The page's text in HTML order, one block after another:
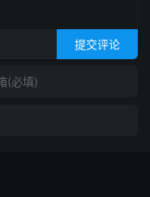
提交评论